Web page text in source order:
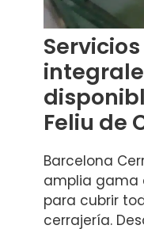
Feliu de
Barcelona
amplia gama
para cubrir
cerrajería.